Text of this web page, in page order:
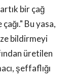
bir çağ
Bu yasa,
bildirmeyi
üretilen
şeffaflığı